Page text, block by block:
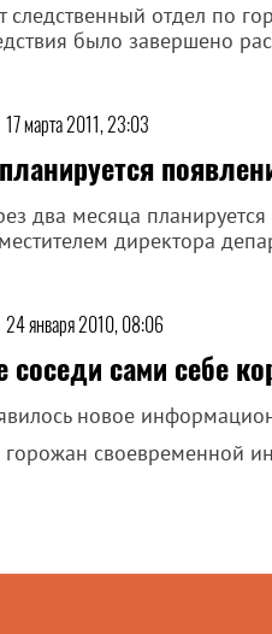
следственный отдел по
было завершено
17 марта 2011, 23:03
два месяца
директора
24 января 2010, 08:06
соседи сами себе
новое
горожан своевременной